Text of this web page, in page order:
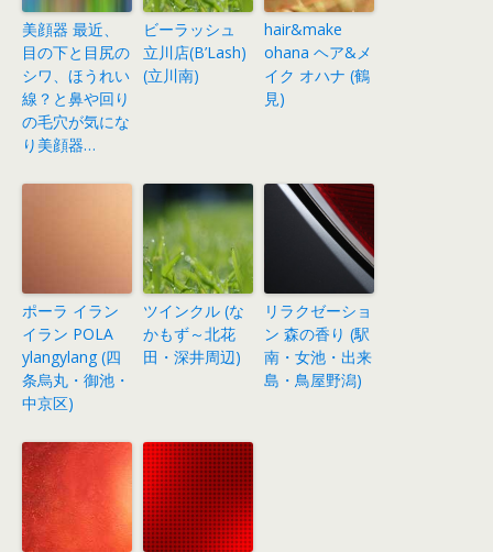
美顔器 最近、
目の下と目尻の
シワ、ほうれい
線？と鼻や回り
の毛穴が気にな
り美顔器…
ビーラッシュ
立川店(B’Lash)
(立川南)
hair&make
ohana ヘア&メ
イク オハナ (鶴
見)
ポーラ イラン
イラン POLA
ylangylang (四
条烏丸・御池・
中京区)
ツインクル (な
かもず～北花
田・深井周辺)
リラクゼーショ
ン 森の香り (駅
南・女池・出来
島・鳥屋野潟)